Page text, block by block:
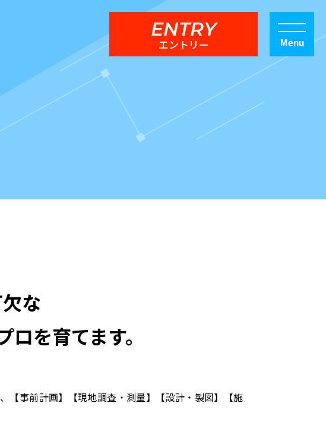
ENTRY
エントリー
な
を育てます。
【事前計画】【現地調査・測量】【設計・製図】【施